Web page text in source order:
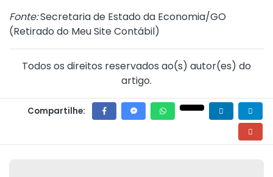
Fonte:Secretaria de Estado da Economia/GO
(Retirado do Meu Site Contábil)
Todos os direitos reservados ao(s) autor(es) do
artigo.
Compartilhe: